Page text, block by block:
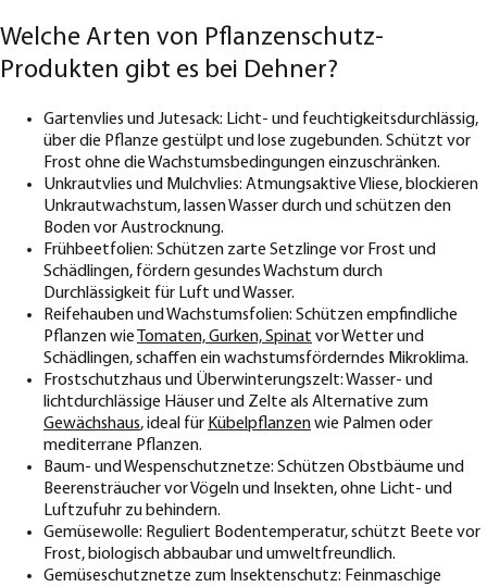
Welche Arten von Pflanzenschutz-
Produkten gibt es bei Dehner?
Gartenvlies und Jutesack: Licht- und feuchtigkeitsdurchlässig,
über die Pflanze gestülpt und lose zugebunden. Schützt vor
Frost ohne die Wachstumsbedingungen einzuschränken.
Unkrautvlies und Mulchvlies: Atmungsaktive Vliese, blockieren
Unkrautwachstum, lassen Wasser durch und schützen den
Boden vor Austrocknung.
Frühbeetfolien: Schützen zarte Setzlinge vor Frost und
Schädlingen, fördern gesundes Wachstum durch
Durchlässigkeit für Luft und Wasser.
Reifehauben und Wachstumsfolien: Schützen empfindliche
Pflanzen wie
Tomaten, Gurken, Spinat vor Wetter und
Schädlingen, schaffen ein wachstumsförderndes Mikroklima.
Frostschutzhaus und Überwinterungszelt: Wasser- und
lichtdurchlässige Häuser und Zelte als Alternative zum
Gewächshaus, ideal für Kübelpflanzenwie Palmen oder
mediterrane Pflanzen.
Baum- und Wespenschutznetze: Schützen Obstbäume und
Beerensträucher vor Vögeln und Insekten, ohne Licht- und
Luftzufuhr zu behindern.
Gemüsewolle: Reguliert Bodentemperatur, schützt Beete vor
Frost, biologisch abbaubar und umweltfreundlich.
Gemüseschutznetze zum Insektenschutz: Feinmaschige